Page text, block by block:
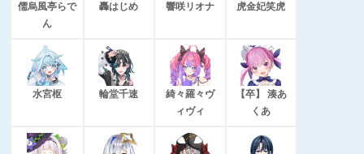
儒烏風亭らで
ん
轟はじめ 響咲リオナ 虎金妃笑虎
水宮枢 輪堂千速
綺々羅々ヴ
ィヴィ
【卒】 湊あ
くあ